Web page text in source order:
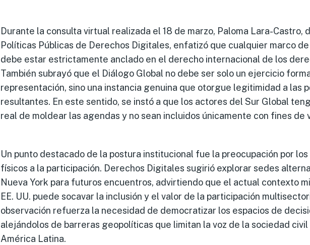
Durante la consulta virtual realizada el 18 de marzo, Paloma Lara-Castro,
Políticas Públicas de Derechos Digitales, enfatizó que cualquier marco
debe estar estrictamente anclado en el derecho internacional de los
También subrayó que el Diálogo Global no debe ser solo un ejercicio
representación, sino una instancia genuina que otorgue legitimidad a las
resultantes. En este sentido, se instó a que los actores del Sur Global
real de moldear las agendas y no sean incluidos únicamente con fines de
Un punto destacado de la postura institucional fue la preocupación por
físicos a la participación. Derechos Digitales sugirió explorar sedes
Nueva York para futuros encuentros, advirtiendo que el actual contexto
EE. UU. puede socavar la inclusión y el valor de la participación
observación refuerza la necesidad de democratizar los espacios de
alejándolos de barreras geopolíticas que limitan la voz de la sociedad
América Latina.